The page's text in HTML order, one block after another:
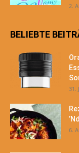
2.
BELIEBTE
31.
6.